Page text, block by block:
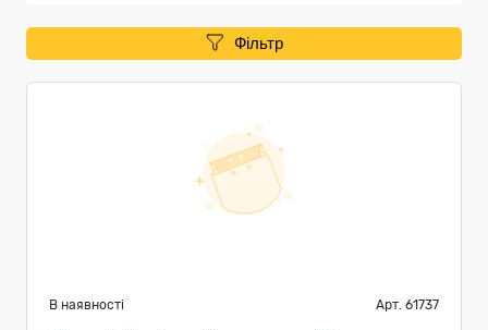
Фільтр
В наявності Арт. 61737